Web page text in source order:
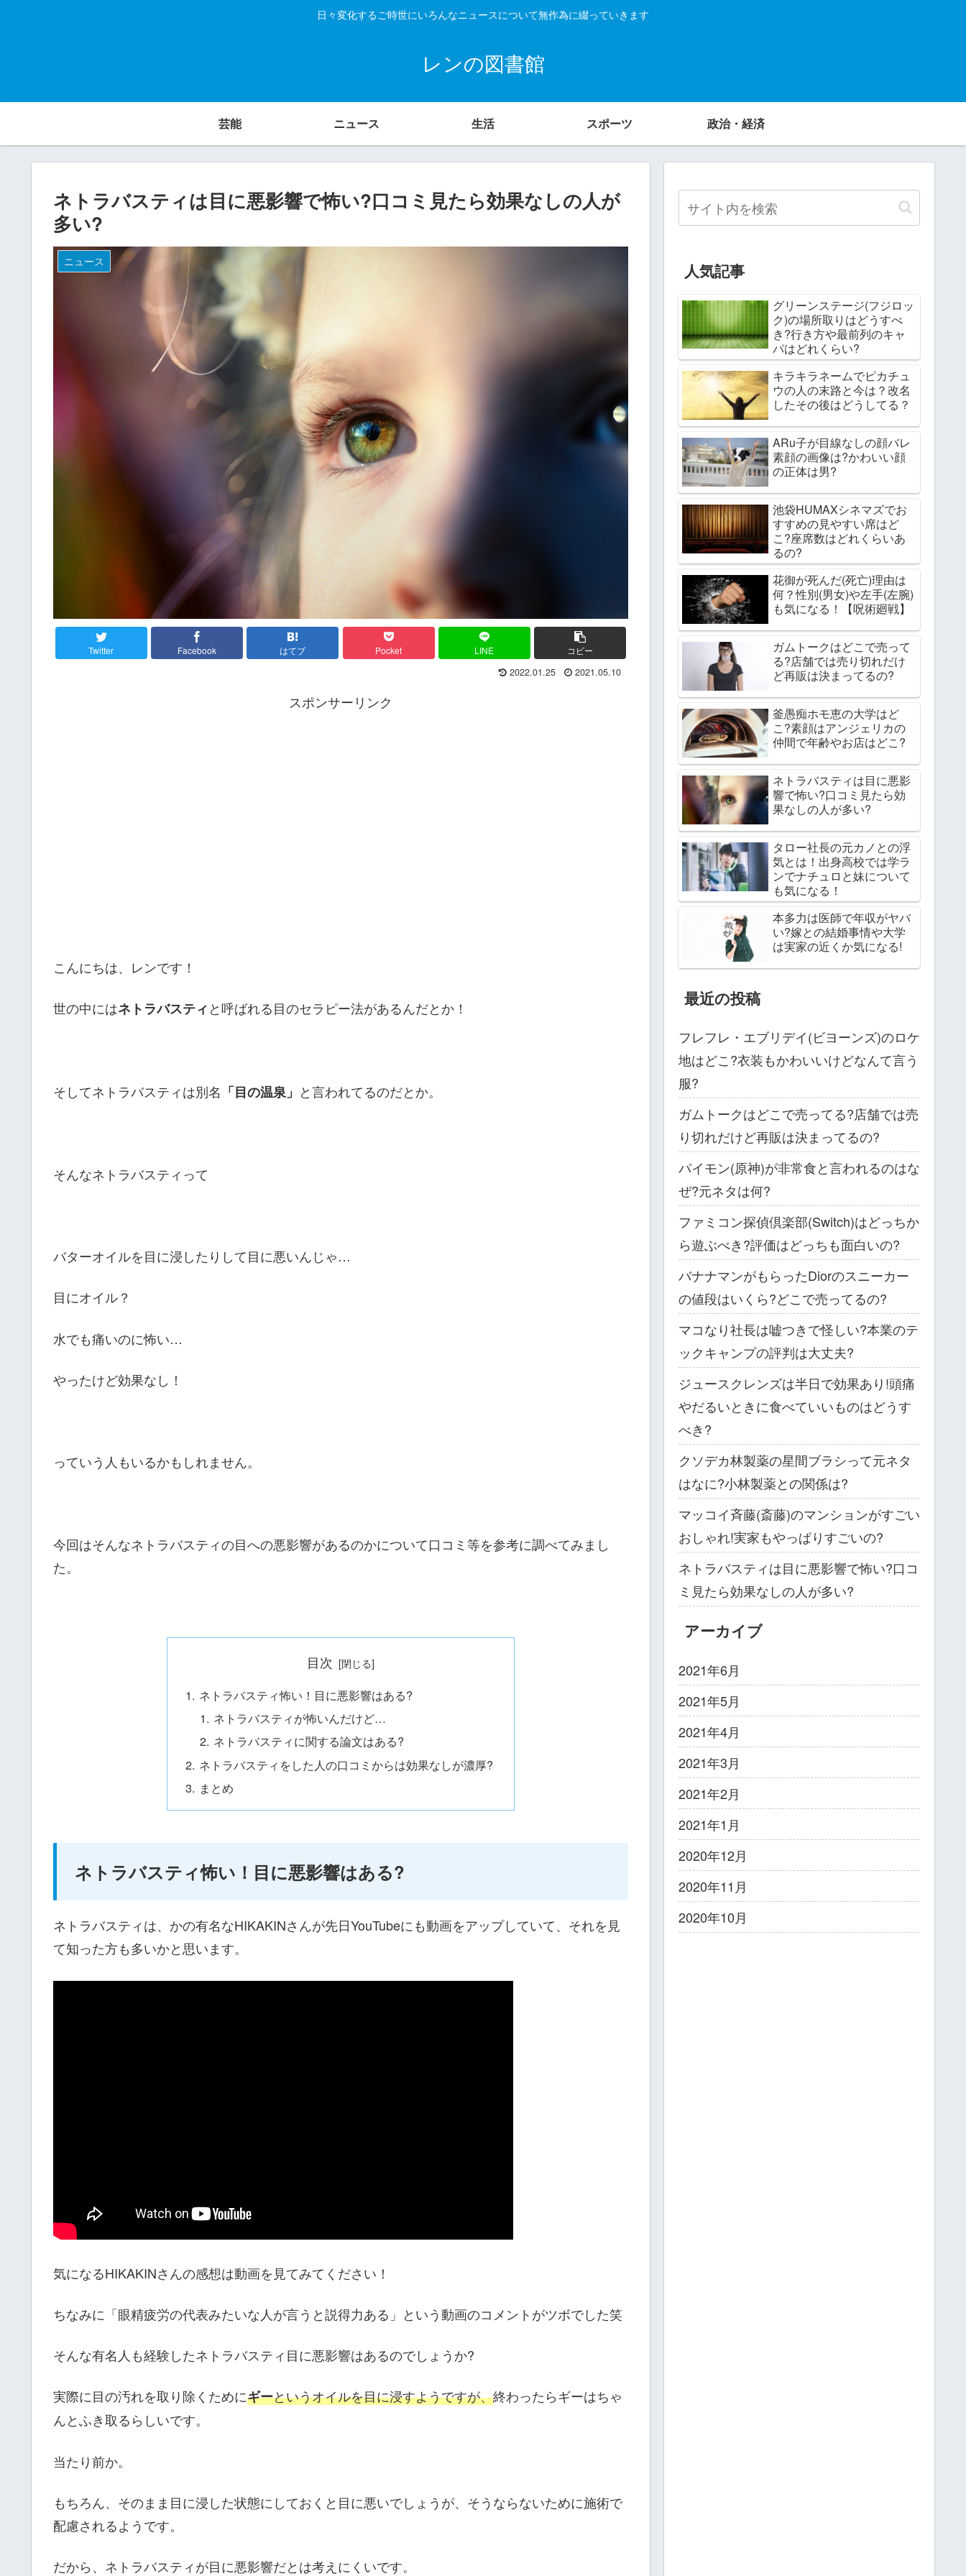
日々変化するご時世にいろんなニュースについて無作為に綴っていきます
レンの図書館
芸能 ニュース 生活 スポーツ 政治・経済
ネトラバスティは目に悪影響で怖い?口コミ見たら効果なしの人が
多い?
ニュース
Twitter Facebook はてブ Pocket LINE コピー
2022.01.25 2021.05.10
スポンサーリンク
こんにちは、レンです！
世の中にはネトラバスティと呼ばれる目のセラピー法があるんだとか！
そしてネトラバスティは別名 「目の温泉」 と言われてるのだとか。
そんなネトラバスティって
バターオイルを目に浸したりして目に悪いんじゃ…
目にオイル？
水でも痛いのに怖い…
やったけど効果なし！
っていう人もいるかもしれません。
今回はそんなネトラバスティの目への悪影響があるのかについて口コミ等を参考に調べてみまし
た。
目次
ネトラバスティ怖い！目に悪影響はある?
ネトラバスティが怖いんだけど…
ネトラバスティに関する論文はある?
ネトラバスティをした人の口コミからは効果なしが濃厚?
まとめ
ネトラバスティ怖い！目に悪影響はある?
ネトラバスティは、かの有名なHIKAKINさんが先日YouTubeにも動画をアップしていて、それを見
て知った方も多いかと思います。
気になるHIKAKINさんの感想は動画を見てみてください！
ちなみに「眼精疲労の代表みたいな人が言うと説得力ある」という動画のコメントがツボでした笑
そんな有名人も経験したネトラバスティ目に悪影響はあるのでしょうか?
実際に目の汚れを取り除くためにギーというオイルを目に浸すようですが、終わったらギーはちゃ
んとふき取るらしいです。
当たり前か。
もちろん、そのまま目に浸した状態にしておくと目に悪いでしょうが、そうならないために施術で
配慮されるようです。
だから、ネトラバスティが目に悪影響だとは考えにくいです。
人気記事
グリーンステージ(フジロッ
ク)の場所取りはどうすべ
き?行き方や最前列のキャ
パはどれくらい?
キラキラネームでピカチュ
ウの人の末路と今は？改名
したその後はどうしてる？
ARu子が目線なしの顔バレ
素顔の画像は?かわいい顔
の正体は男?
池袋HUMAXシネマズでお
すすめの見やすい席はど
こ?座席数はどれくらいあ
るの?
花御が死んだ(死亡)理由は
何？性別(男女)や左手(左腕)
も気になる！【呪術廻戦】
ガムトークはどこで売って
る?店舗では売り切れだけ
ど再販は決まってるの?
釜愚痴ホモ恵の大学はど
こ?素顔はアンジェリカの
仲間で年齢やお店はどこ?
ネトラバスティは目に悪影
響で怖い?口コミ見たら効
果なしの人が多い?
タロー社長の元カノとの浮
気とは！出身高校では学ラ
ンでナチュロと妹について
も気になる！
本多力は医師で年収がヤバ
い?嫁との結婚事情や大学
は実家の近くか気になる!
最近の投稿
フレフレ・エブリデイ(ビヨーンズ)のロケ
地はどこ?衣装もかわいいけどなんて言う
服?
ガムトークはどこで売ってる?店舗では売
り切れだけど再販は決まってるの?
パイモン(原神)が非常食と言われるのはな
ぜ?元ネタは何?
ファミコン探偵倶楽部(Switch)はどっちか
ら遊ぶべき?評価はどっちも面白いの?
バナナマンがもらったDiorのスニーカー
の値段はいくら?どこで売ってるの?
マコなり社長は嘘つきで怪しい?本業のテ
ックキャンプの評判は大丈夫?
ジュースクレンズは半日で効果あり!頭痛
やだるいときに食べていいものはどうす
べき?
クソデカ林製薬の星間ブラシって元ネタ
はなに?小林製薬との関係は?
マッコイ斉藤(斎藤)のマンションがすごい
おしゃれ!実家もやっぱりすごいの?
ネトラバスティは目に悪影響で怖い?口コ
ミ見たら効果なしの人が多い?
アーカイブ
2021年6月
2021年5月
2021年4月
2021年3月
2021年2月
2021年1月
2020年12月
2020年11月
2020年10月